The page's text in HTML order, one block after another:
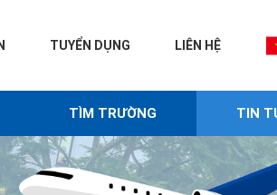
TUYỂN DỤNG LIÊN HỆ
TÌM TRƯỜNG TIN